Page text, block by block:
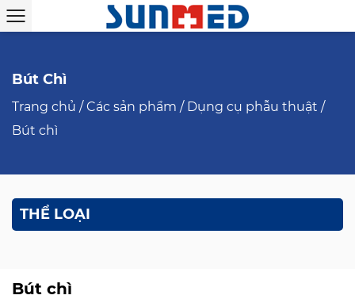
Bút Chì
Trang chủ /Các sản phẩm / Dụng cụ phẫu thuật /
Bút chì
THỂ LOẠI
Bút chì